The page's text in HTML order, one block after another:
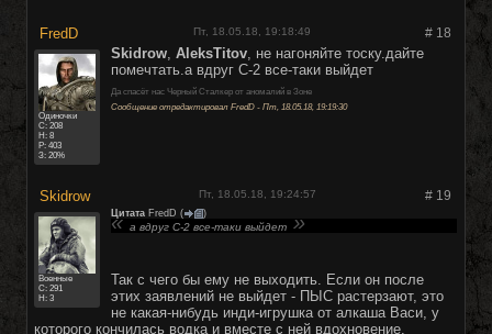
FredD # 18
Пт, 18.05.18, 19:18:49
Одиночки
C:208
Н: 8
Р: 403
З: 20%
Skidrow ,AleksTitov , не нагоняйте тоску.дайте
помечтать.а вдруг С-2 все-таки выйдет
Да спасёт нас Черный Сталкер от аномалий в Зоне
Сообщение отредактировалFredD -Пт, 18.05.18, 19:19:30
Skidrow # 19
Пт, 18.05.18, 19:24:57
Военные
C:291
Н: 3
Цитата FredD ( )
а вдруг С-2 все-таки выйдет
Так с чего бы ему не выходить. Если он после
этих заявлений не выйдет - ПЫС растерзают, это
не какая-нибудь инди-игрушка от алкаша Васи, у
которого кончилась водка и вместе с ней вдохновение.